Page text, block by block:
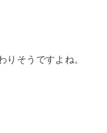
りそうですよね。